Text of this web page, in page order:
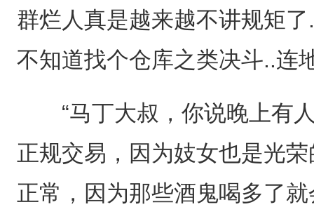
群烂人真是越来越不讲规矩
不知道找个仓库之类决斗..连
“马丁大叔，你说晚上有人
正规交易，因为妓女也是光
正常，因为那些酒鬼喝多了